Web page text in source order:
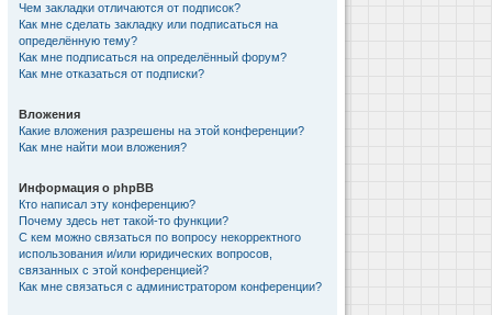
Чем закладки отличаются от подписок?
Как мне сделать закладку или подписаться на
определённую тему?
Как мне подписаться на определённый форум?
Как мне отказаться от подписки?
Вложения
Какие вложения разрешены на этой конференции?
Как мне найти мои вложения?
Информация о phpBB
Кто написал эту конференцию?
Почему здесь нет такой-то функции?
С кем можно связаться по вопросу некорректного
использования и/или юридических вопросов,
связанных с этой конференцией?
Как мне связаться с администратором конференции?